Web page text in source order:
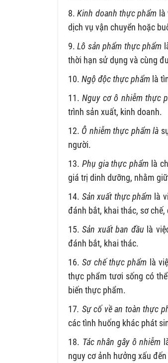
8.Kinh doanh thực phẩm
dịch vụ vận chuyển hoặc
9.Lô sản phẩm thực phẩm
thời hạn sử dụng và cùng
10. Ngộ độc thực phẩm là
11.Nguy cơ ô nhiễm thực
trình sản xuất, kinh doanh.
12. Ô nhiễm thực phẩm là
người.
13. Phụ gia thực phẩm là
giá trị dinh dưỡng, nhằm
14. Sản xuất thực phẩm là
đánh bắt, khai thác, sơ
15.Sản xuất ban đầu là
đánh bắt, khai thác.
16.Sơ chế thực phẩm là
thực phẩm tươi sống có
biến thực phẩm.
17. Sự cố về an toàn thực
các tình huống khác phát
18. Tác nhân gây ô nhiễm
nguy cơ ảnh hưởng xấu